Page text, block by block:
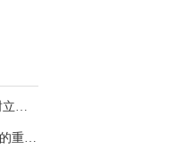
《求是》杂志发表习近平总书记重要文章 树立和践行正确政绩观
习近平主席在全军高级干部培训班开班式上的重要讲话引领全军开展思想整风、深化政治整训